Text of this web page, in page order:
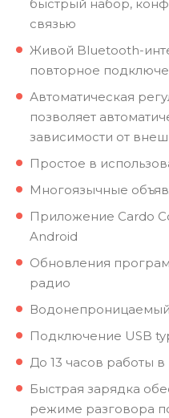
быстрый набор,
связью
Живой Bluetooth-
повторное
Автоматическая
позволяет
зависимости от
Простое в
Многоязычные
Приложение Cardo
Android
Обновления
радио
Водонепроницаемый
Подключение USB
До 13 часов работы
Быстрая зарядка
режиме разговора